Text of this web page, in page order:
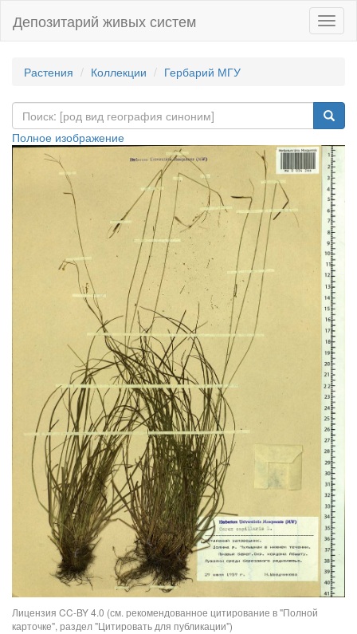
Депозитарий живых систем
Растения Коллекции Гербарий МГУ
Полное изображение
Лицензия CC-BY 4.0 (см. рекомендованное цитирование в "Полной
карточке", раздел "Цитировать для публикации")